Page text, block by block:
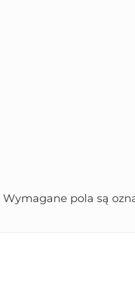
Wymagane pola są